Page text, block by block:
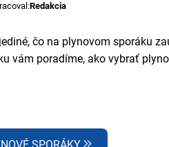
Redakcia
čo na plynovom sporáku
vám poradíme, ako vybrať